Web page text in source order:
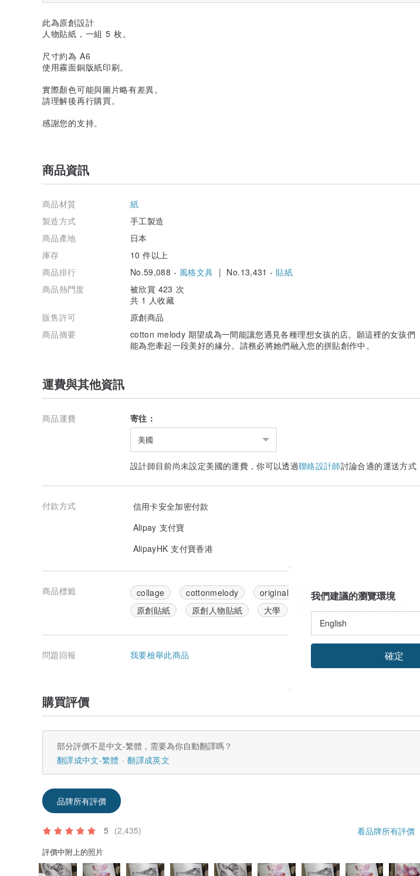
此為原創設計
人物貼紙，一組 5 枚。
尺寸約為 A6
使用霧面銅版紙印刷。
實際顏色可能與圖片略有差異。
請理解後再行購買。
感謝您的支持。
商品資訊
商品材質
紙
製造方式
手工製造
商品產地
日本
庫存
10 件以上
商品排行
No.59,088 - 風格文具 | No.13,431 - 貼紙
商品熱門度
被欣賞 423 次
共 1 人收藏
販售許可
原創商品
商品摘要
cotton melody 期望成為一間能讓您遇見各種理想女孩的店。願這裡的女孩們
能為您牽起一段美好的緣分。請務必將她們融入您的拼貼創作中。
運費與其他資訊
商品運費 寄往：
美國
設計師目前尚未設定美國的運費，你可以透過聯絡設計師討論合適的運送方式
付款方式
信用卡安全加密付款
Alipay 支付寶
AlipayHK 支付寶香港
商品標籤 collage cottonmelody original sticker
sticker
原創貼紙
原創人物貼紙 大學 貼紙 貼紙 人貼紙
問題回報 我要檢舉此商品
購買評價
部分評價不是中文-繁體，需要為你自動翻譯嗎？
翻譯成中文-繁體
翻譯成英文
品牌所有評價
5 (2,435) 看品牌所有評價
評價中附上的照片
我們建議的瀏覽環境
確定